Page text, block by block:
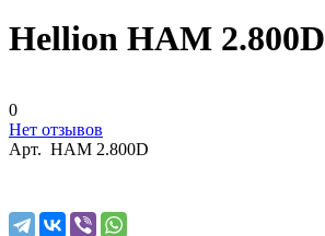
Hellion HAM 2.800D
0
Нет отзывов
Арт. HAM 2.800D